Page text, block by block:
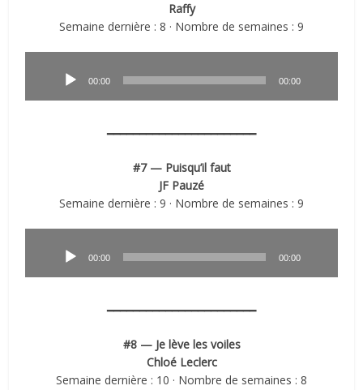
Raffy
Semaine dernière : 8 · Nombre de semaines : 9
00:00 00:00
━━━━━━━━━━━━━━━━━━━━━━━
#7 — Puisqu’il faut
JF Pauzé
Semaine dernière : 9 · Nombre de semaines : 9
00:00 00:00
━━━━━━━━━━━━━━━━━━━━━━━
#8 — Je lève les voiles
Chloé Leclerc
Semaine dernière : 10 · Nombre de semaines : 8